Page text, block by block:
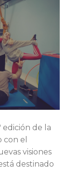
edición de la
con el
visiones
destinado